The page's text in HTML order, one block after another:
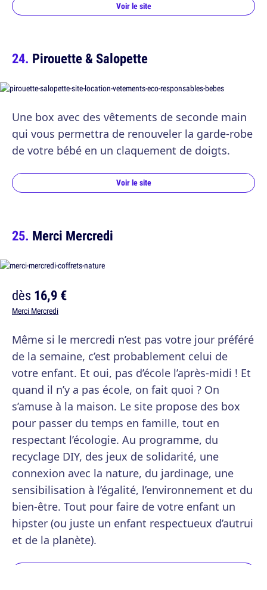
Voir le site
Pirouette & Salopette
Une box avec des vêtements de seconde main
qui vous permettra de renouveler la garde-robe
de votre bébé en un claquement de doigts.
Voir le site
Merci Mercredi
dès16,9 €
Merci Mercredi
Même si le mercredi n’est pas votre jour préféré
de la semaine, c’est probablement celui de
votre enfant. Et oui, pas d’école l’après-midi ! Et
quand il n’y a pas école, on fait quoi ? On
s’amuse à la maison. Le site propose des box
pour passer du temps en famille, tout en
respectant l’écologie. Au programme, du
recyclage DIY, des jeux de solidarité, une
connexion avec la nature, du jardinage, une
sensibilisation à l’égalité, l’environnement et du
bien-être. Tout pour faire de votre enfant un
hipster (ou juste un enfant respectueux d’autrui
et de la planète).